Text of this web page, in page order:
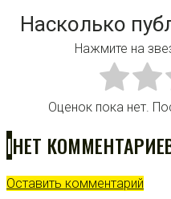
Насколько
Нажмите на
Оценок пока нет.
IНЕТ
Оставить комментарий